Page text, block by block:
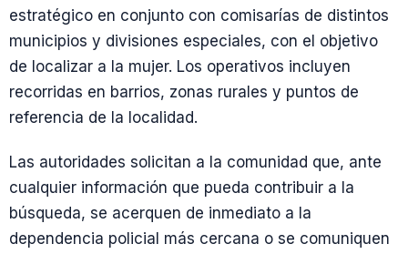
estratégico en conjunto con comisarías de distintos
municipios y divisiones especiales, con el objetivo
de localizar a la mujer. Los operativos incluyen
recorridas en barrios, zonas rurales y puntos de
referencia de la localidad.
Las autoridades solicitan a la comunidad que, ante
cualquier información que pueda contribuir a la
búsqueda, se acerquen de inmediato a la
dependencia policial más cercana o se comuniquen